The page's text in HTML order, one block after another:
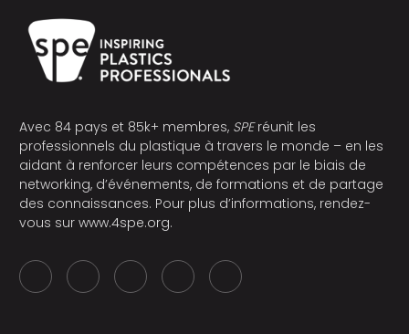
Avec 84 pays et 85k+ membres, SPEréunit les
professionnels du plastique à travers le monde – en les
aidant à renforcer leurs compétences par le biais de
networking, d’événements, de formations et de partage
des connaissances. Pour plus d’informations, rendez-
vous sur www.4spe.org.